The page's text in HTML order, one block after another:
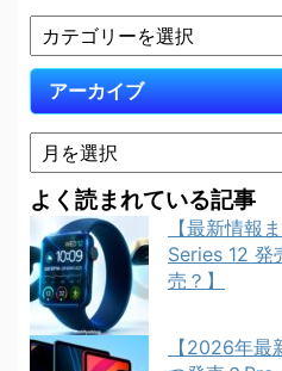
アーカイブ
よく読まれている記事
【最新情報
Series 12 発
売？】
【2026年